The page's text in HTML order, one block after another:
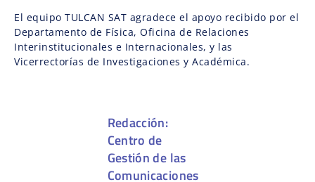
El equipo TULCAN SAT agradece el apoyo recibido por el
Departamento de Física, Oficina de Relaciones
Interinstitucionales e Internacionales, y las
Vicerrectorías de Investigaciones y Académica.
Redacción:
Centro de
Gestión de las
Comunicaciones